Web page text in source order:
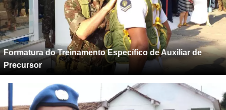
Formatura do Treinamento Específico de Auxiliar de
Precursor